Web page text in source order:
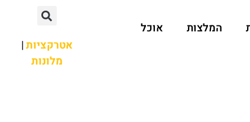
המלצות
אוכל
אטרקציות|
מלונות